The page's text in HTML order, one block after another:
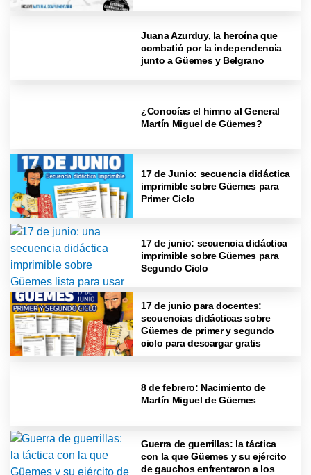
Juana Azurduy, la heroína que
combatió por la independencia
junto a Güemes y Belgrano
¿Conocías el himno al General
Martín Miguel de Güemes?
17 de Junio: secuencia didáctica
imprimible sobre Güemes para
Primer Ciclo
17 de junio: secuencia didáctica
imprimible sobre Güemes para
Segundo Ciclo
17 de junio para docentes:
secuencias didácticas sobre
Güemes de primer y segundo
ciclo para descargar gratis
8 de febrero: Nacimiento de
Martín Miguel de Güemes
Guerra de guerrillas: la táctica
con la que Güemes y su ejército
de gauchos enfrentaron a los